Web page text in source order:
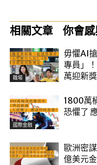
相關文章 你會
職場
毋懼AI
專員」
萬迎新
國際金融
1800萬
恐懼了
歐洲密
億美元